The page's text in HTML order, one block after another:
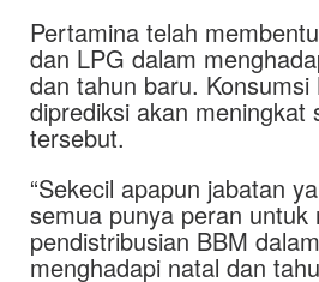
Pertamina telah
dan LPG dalam
dan tahun baru.
diprediksi akan meningkat
tersebut.
“Sekecil apapun jabatan
semua punya peran untuk
pendistribusian BBM
menghadapi natal dan